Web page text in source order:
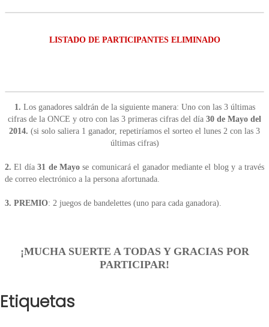
LISTADO DE PARTICIPANTES ELIMINADO
1. Los ganadores saldrán de la siguiente manera: Uno con las 3 últimas
cifras de la ONCE y otro con las 3 primeras cifras del día 30 de Mayo del
2014. (si solo saliera 1 ganador, repetiríamos el sorteo el lunes 2 con las 3
últimas cifras)
2. El día31 de Mayo se comunicará el ganador mediante el blog y a través
de correo electrónico a la persona afortunada.
3. PREMIO: 2 juegos de bandelettes (uno para cada ganadora).
¡MUCHA SUERTE A TODAS Y GRACIAS POR
PARTICIPAR!
Etiquetas